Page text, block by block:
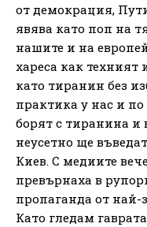
от демокрация,
явява като поп на
нашите и на
хареса как техният
като тиранин без
практика у нас и по
борят с тиранина
неусетно ще
Киев. С медиите
превърнаха в
пропаганда от
Като гледам